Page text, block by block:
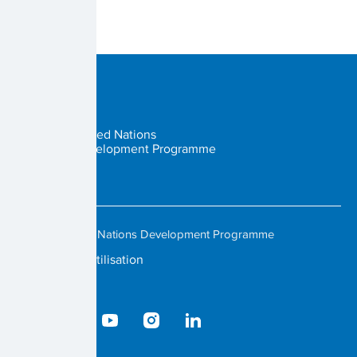
United Nations
Development Programme
© 2023 United Nations Development Programme
Conditions d'utilisation